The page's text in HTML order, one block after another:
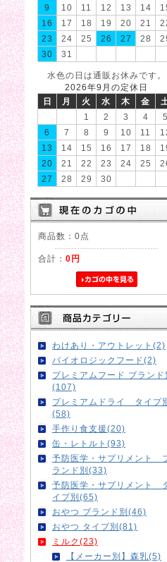
9
10 11 12 13 14
16
17 18 19 20 21
23
24 25 26 27 28
30
31
水色の日は通販お休みです。
2026年9月の定休日
日
月 火 水 木 金
1
2 3 4
5
6
7 8 9 10 11
13
14 15 16 17 18
20
21 22 23 24 25
27
28 29 30
商品数：0点
合計： 0円
わけあり・アウトレット(2)
バイオロジックフード(2)
プレミアムフード ブランド
(107)
プレミアムドライ タイプ
(58)
手作り食支援(20)
缶・レトルト(93)
予防医学・サプリメント
ランド別(33)
予防医学・サプリメント
イプ別(65)
おやつ ブランド別(46)
おやつ タイプ別(81)
ミルク(23)
【メーカー別】森乳(5)